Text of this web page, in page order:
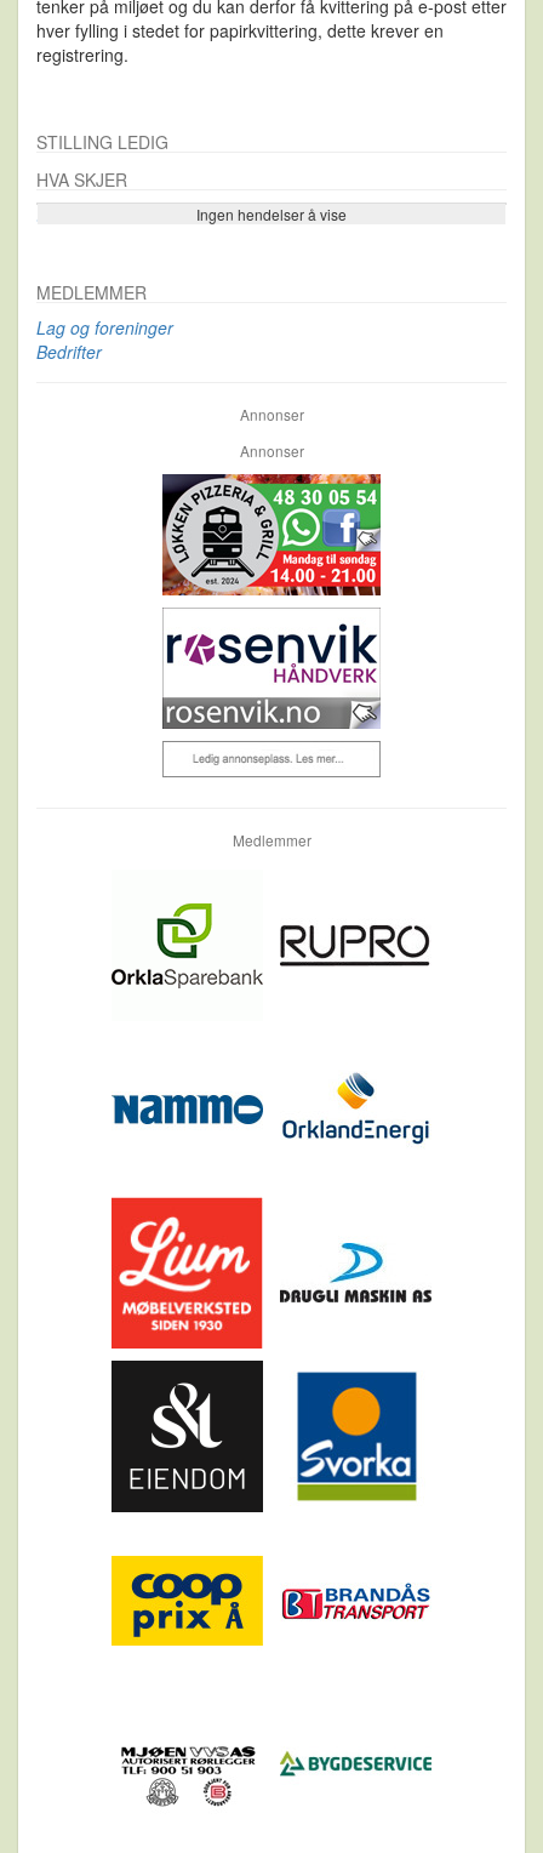
tenker på miljøet og du kan derfor få kvittering på e-post etter
hver fylling i stedet for papirkvittering, dette krever en
registrering.
STILLING LEDIG
HVA SKJER
Ingen hendelser å vise
Se flere…
MEDLEMMER
Lag og foreninger
Bedrifter
Annonser
Annonser
Medlemmer